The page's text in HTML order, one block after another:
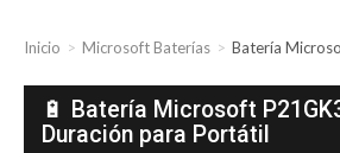
Inicio Microsoft Baterías Batería
🔋 Batería Microsoft
Duración para Portátil